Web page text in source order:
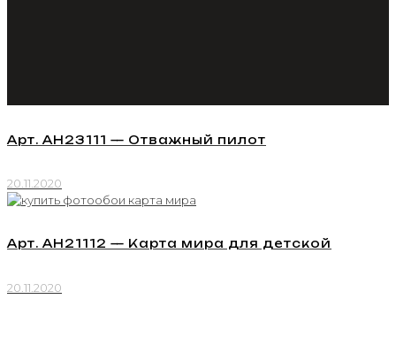
Арт. AH23111 — Отважный пилот
20.11.2020
Арт. AH21112 — Карта мира для детской
20.11.2020